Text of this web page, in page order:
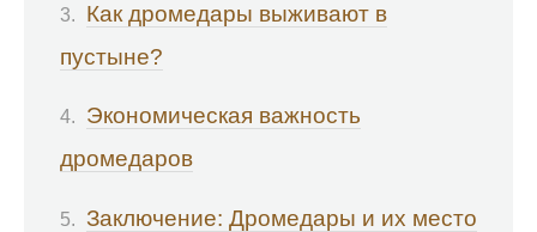
Как дромедары выживают в
пустыне?
Экономическая важность
дромедаров
Заключение: Дромедары и их место